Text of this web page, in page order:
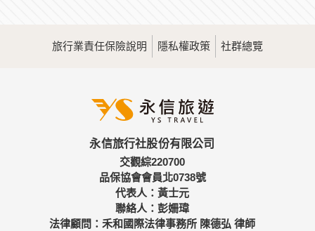
旅行業責任保險說明 隱私權政策 社群總覽
永信旅行社股份有限公司
交觀綜220700
品保協會會員北0738號
代表人：黃士元
聯絡人：彭姍瑋
法律顧問：禾和國際法律事務所 陳德弘 律師